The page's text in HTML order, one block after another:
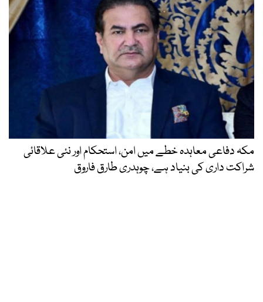
مکہ دفاعی معاہدہ خطے میں امن، استحکام اور نئی علاقائی
شراکت داری کی بنیاد ہے، چوہدری طارق فاروق